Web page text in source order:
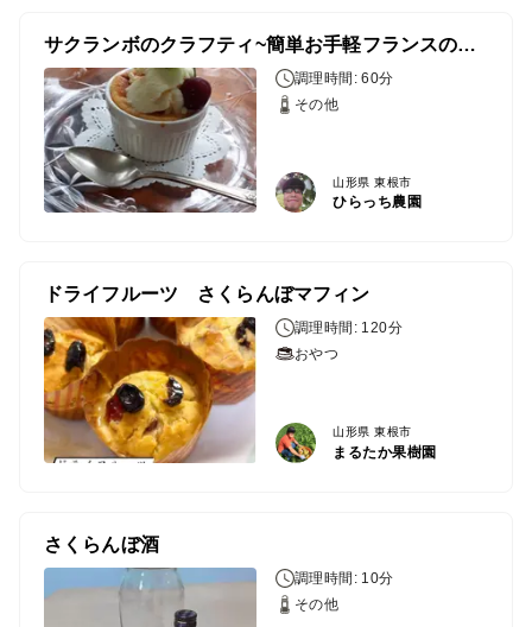
サクランボのクラフティ~簡単お手軽フランスのデザート~
調理時間: 60分
その他
山形県 東根市
ひらっち農園
ドライフルーツ さくらんぼマフィン
調理時間: 120分
おやつ
山形県 東根市
まるたか果樹園
さくらんぼ酒
調理時間: 10分
その他